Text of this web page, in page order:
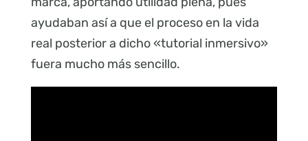
ayudaban así a que el proceso en la vida
real posterior a dicho «tutorial inmersivo»
fuera mucho más sencillo.